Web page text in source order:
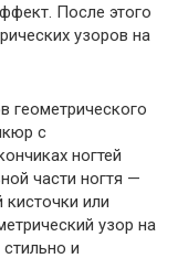
После этого
узоров на
геометрического
с
ногтей
части ногтя —
или
узор на
и